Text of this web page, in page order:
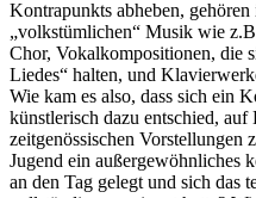
Kontrapunkts abheben,
„volkstümlichen“ Musik wie
Chor, Vokalkompositionen, die
Liedes“ halten, und
Wie kam es also, dass sich ein
künstlerisch dazu entschied,
zeitgenössischen Vorstellungen
Jugend ein außergewöhnliches
an den Tag gelegt und sich das